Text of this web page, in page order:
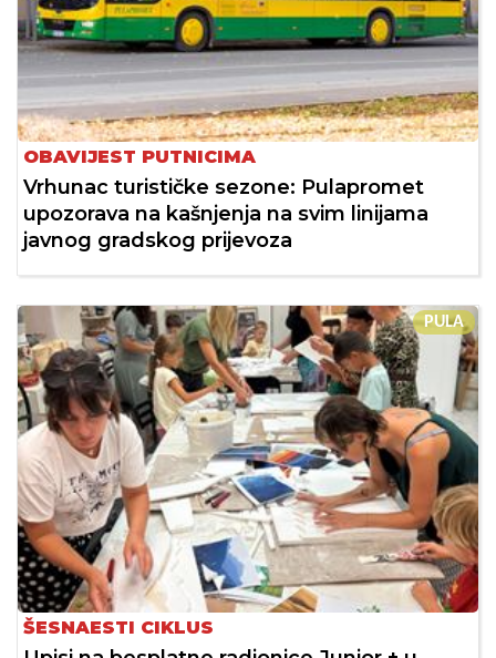
OBAVIJEST PUTNICIMA
Vrhunac turističke sezone: Pulapromet
upozorava na kašnjenja na svim linijama
javnog gradskog prijevoza
PULA
ŠESNAESTI CIKLUS